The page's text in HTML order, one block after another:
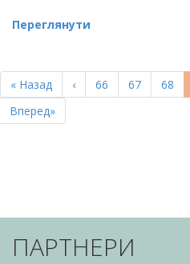
Переглянути
НА
СТОРІНКИ
Перша
сторінка
« Назад
Попередня
сторінка
‹ Page
66 Page
67 Page
68
Остання
сторінка
Вперед»
ПАРТНЕРИ